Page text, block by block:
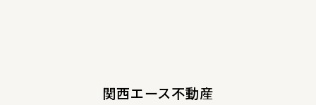
関西エース不動産